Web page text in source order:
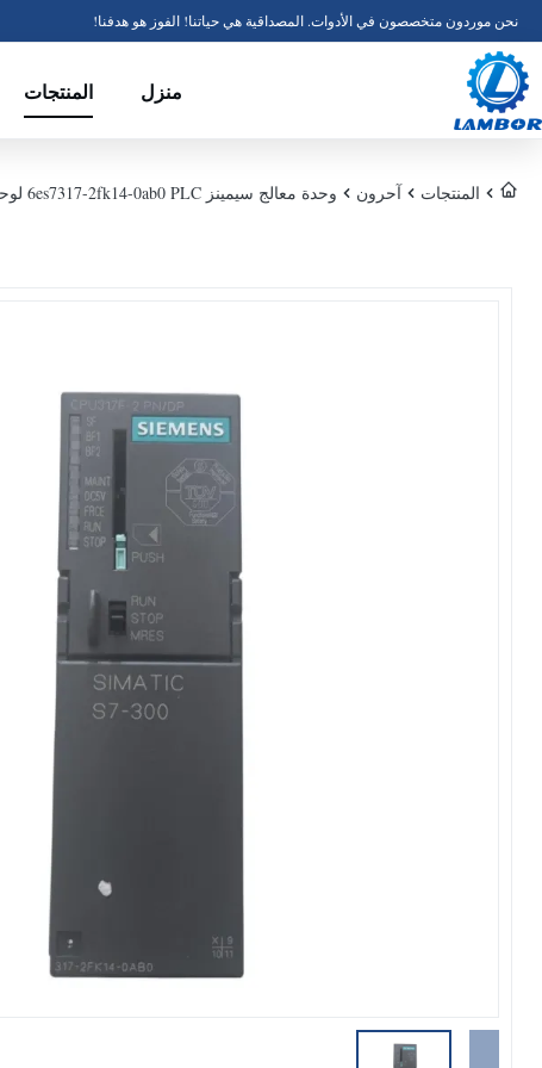
نحن موردون متخصصون في الأدوات. المصداقية هي حياتنا! الفوز هو هدفنا!
منزل المنتجات
المنتجات آحرون وحدة معالج سيمينز 6es7317-2fk14-0ab0 PLC لوحة تحكم صناعية وحدة إدخال وإخراج تناظرية